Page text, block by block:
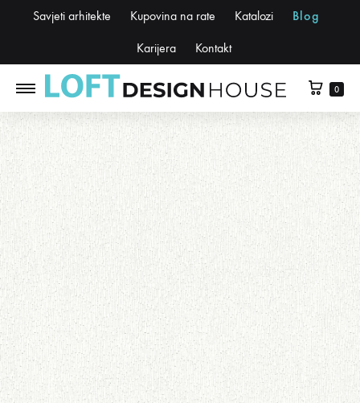
Savjeti arhitekte Kupovina na rate Katalozi Blog
Karijera Kontakt
0